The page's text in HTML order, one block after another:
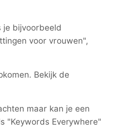
je bijvoorbeeld
voor vrouwen",
Bekijk de
maar kan je een
"Keywords Everywhere"